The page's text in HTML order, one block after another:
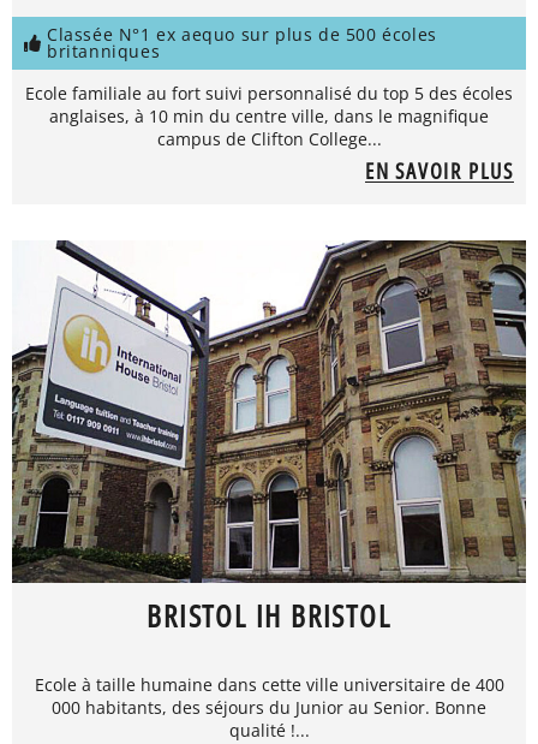
Classée N°1 ex aequo sur plus de 500 écoles
britanniques
Ecole familiale au fort suivi personnalisé du top 5 des écoles
anglaises, à 10 min du centre ville, dans le magnifique
campus de Clifton College...
EN SAVOIR PLUS
BRISTOL IH BRISTOL
Ecole à taille humaine dans cette ville universitaire de 400
000 habitants, des séjours du Junior au Senior. Bonne
qualité !...